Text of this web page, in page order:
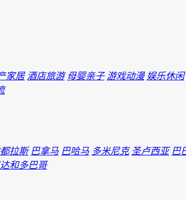
家居 酒店旅游 母婴亲子 游戏动漫 娱乐休闲
拉斯 巴拿马 巴哈马 多米尼克 圣卢西亚 巴
和多巴哥